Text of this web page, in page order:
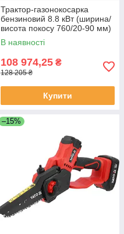
Трактор-газонокосарка
бензиновий 8.8 кВт (ширина/
висота покосу 760/20-90 мм)
170 л (2місця) Yato YT-85550
В наявності
108 974,25 ₴
128 205 ₴
Купити
–15%